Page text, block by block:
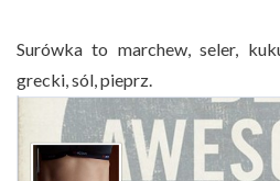
Surówka to marchew, seler,
grecki, sól, pieprz.